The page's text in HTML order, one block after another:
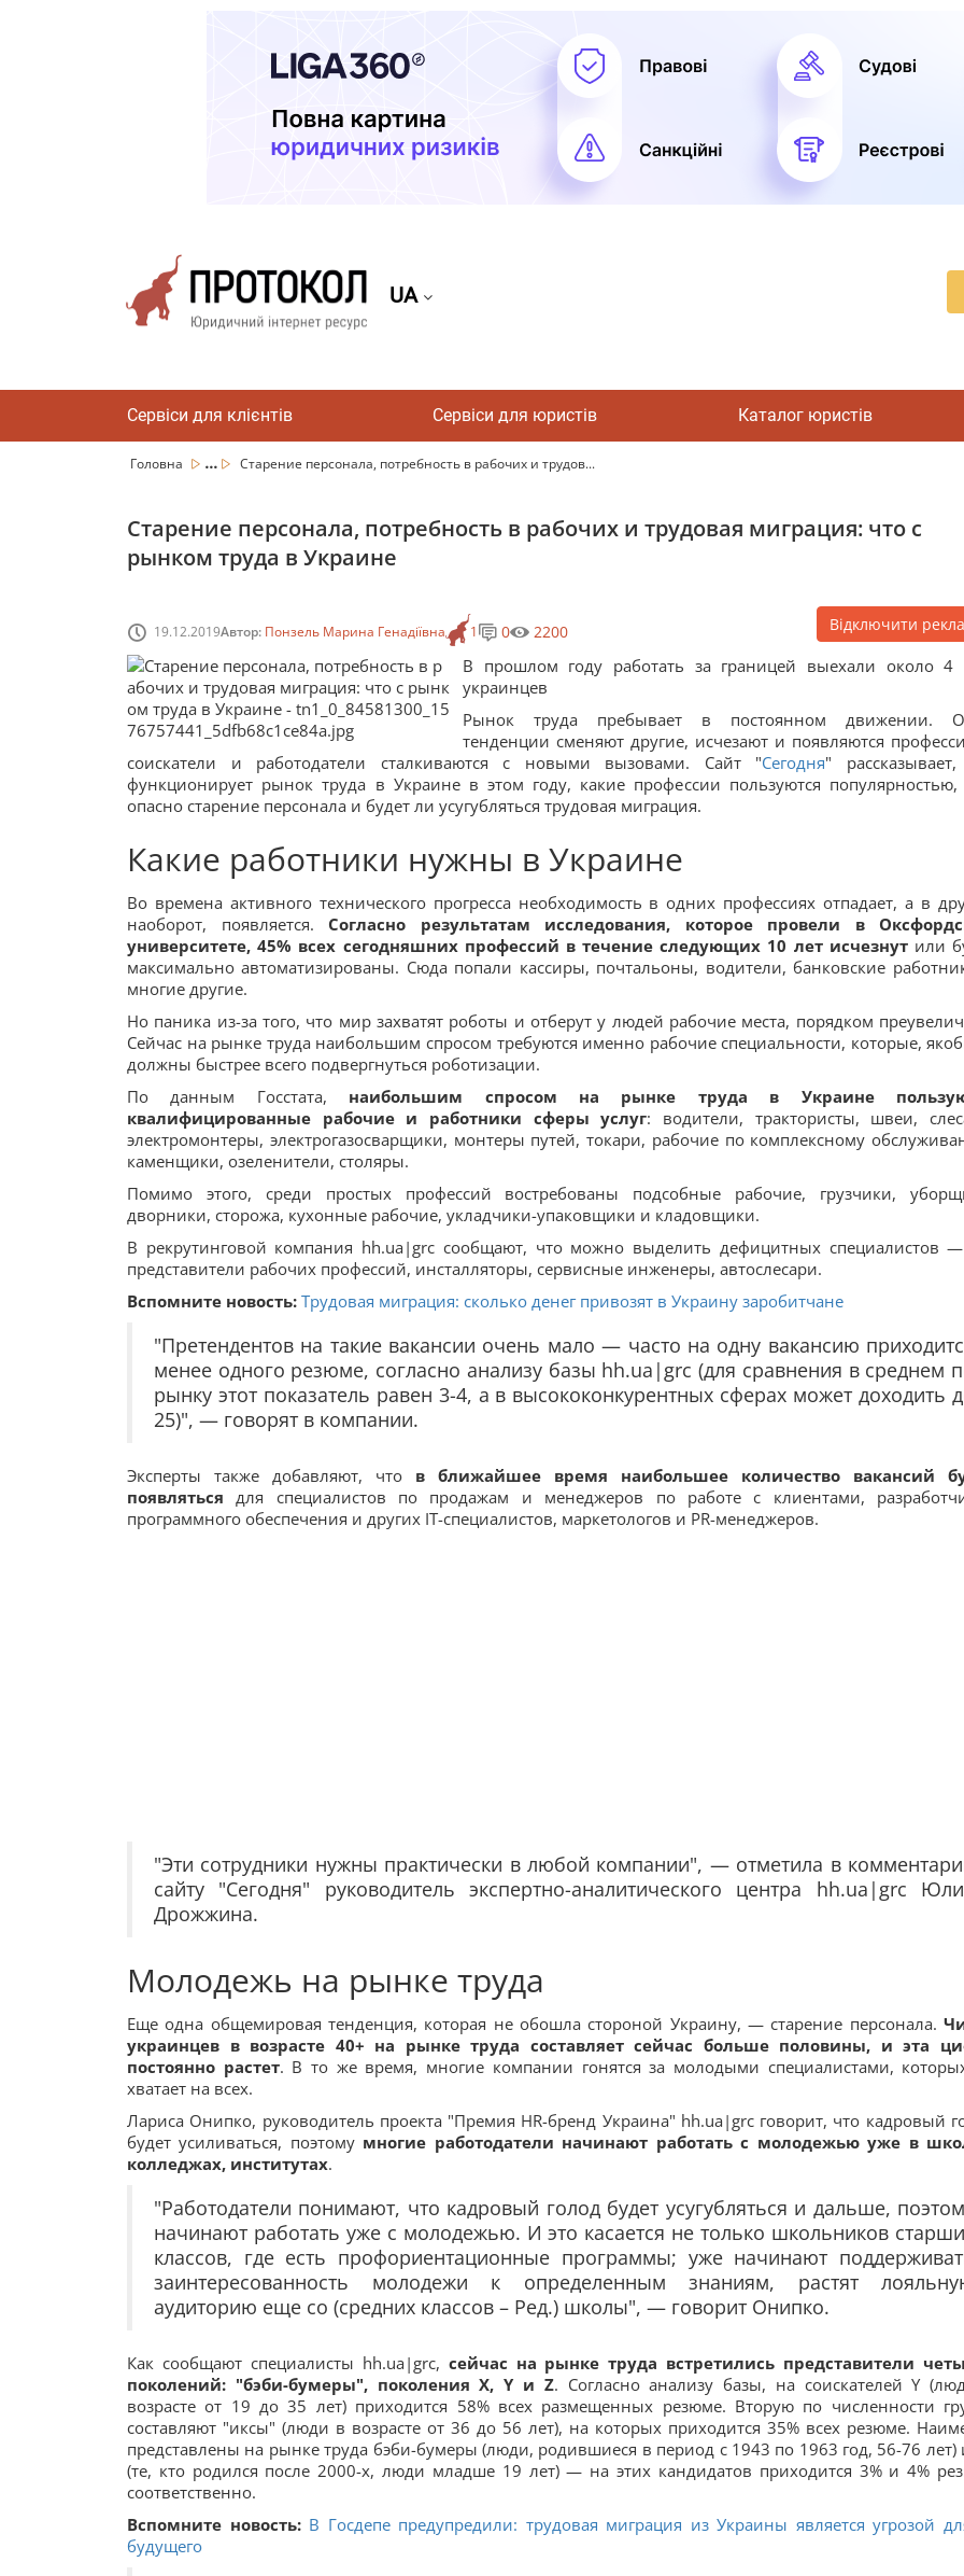
UA
Сервіси для клієнтів Сервіси для юристів Каталог юристів
Головна ... Старение персонала, потребность в рабочих и трудов...
Старение персонала, потребность в рабочих и трудовая миграция: что с
рынком труда в Украине
19.12.2019Автор: Понзель Марина Генадіївна 1 0 2200 Відключити
В прошлом году работать за границей выехали около 4
украинцев
Рынок труда пребывает в постоянном движении.
тенденции сменяют другие, исчезают и появляются
соискатели и работодатели сталкиваются с новыми вызовами. Сайт "Сегодня"
функционирует рынок труда в Украине в этом году, какие профессии пользуются
опасно старение персонала и будет ли усугубляться трудовая миграция.
Какие работники нужны в Украине
Во времена активного технического прогресса необходимость в одних профессиях отпадает, а в
наоборот, появляется. Согласно результатам исследования, которое провели в
университете, 45% всех сегодняшних профессий в течение следующих 10 лет исчезнутили
максимально автоматизированы. Сюда попали кассиры, почтальоны, водители, банковские
многие другие.
Но паника из-за того, что мир захватят роботы и отберут у людей рабочие места, порядком
Сейчас на рынке труда наибольшим спросом требуются именно рабочие специальности, которые,
должны быстрее всего подвергнуться роботизации.
По данным Госстата, наибольшим спросом на рынке труда в Украине
квалифицированные рабочие и работники сферы услуг: водители, трактористы, швеи,
электромонтеры, электрогазосварщики, монтеры путей, токари, рабочие по комплексному
каменщики, озеленители, столяры.
Помимо этого, среди простых профессий востребованы подсобные рабочие, грузчики,
дворники, сторожа, кухонные рабочие, укладчики-упаковщики и кладовщики.
В рекрутинговой компания hh.ua|grc сообщают, что можно выделить дефицитных специалистов
представители рабочих профессий, инсталляторы, сервисные инженеры, автослесари.
Вспомните новость: Трудовая миграция: сколько денег привозят в Украину заробитчане
"Претендентов на такие вакансии очень мало — часто на одну вакансию
менее одного резюме, согласно анализу базы hh.ua|grc (для сравнения в среднем
рынку этот показатель равен 3-4, а в высококонкурентных сферах может доходить
25)", — говорят в компании.
Эксперты также добавляют, что в ближайшее время наибольшее количество вакансий
появляться для специалистов по продажам и менеджеров по работе с клиентами,
программного обеспечения и других IT-специалистов, маркетологов и PR-менеджеров.
"Эти сотрудники нужны практически в любой компании", — отметила в
сайту "Сегодня" руководитель экспертно-аналитического центра hh.ua|grc
Дрожжина.
Молодежь на рынке труда
Еще одна общемировая тенденция, которая не обошла стороной Украину, — старение персонала.
украинцев в возрасте 40+ на рынке труда составляет сейчас больше половины, и эта
постоянно растет. В то же время, многие компании гонятся за молодыми специалистами,
хватает на всех.
Лариса Онипко, руководитель проекта "Премия HR-бренд Украина" hh.ua|grc говорит, что кадровый
будет усиливаться, поэтому многие работодатели начинают работать с молодежью уже в
колледжах, институтах.
"Работодатели понимают, что кадровый голод будет усугубляться и дальше,
начинают работать уже с молодежью. И это касается не только школьников
классов, где есть профориентационные программы; уже начинают
заинтересованность молодежи к определенным знаниям, растят
аудиторию еще со (средних классов – Ред.) школы", — говорит Онипко.
Как сообщают специалисты hh.ua|grc, сейчас на рынке труда встретились представители
поколений: "бэби-бумеры", поколения X, Y и Z. Согласно анализу базы, на соискателей Y
возрасте от 19 до 35 лет) приходится 58% всех размещенных резюме. Вторую по численности
составляют "иксы" (люди в возрасте от 36 до 56 лет), на которых приходится 35% всех резюме.
представлены на рынке труда бэби-бумеры (люди, родившиеся в период с 1943 по 1963 год, 56-76
(те, кто родился после 2000-х, люди младше 19 лет) — на этих кандидатов приходится 3% и 4%
соответственно.
Вспомните новость: В Госдепе предупредили: трудовая миграция из Украины является угрозой
будущего